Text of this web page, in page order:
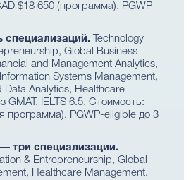
$18 650 (программа). PGWP-
специализаций. Technology
Global Business
and Management Analytics,
Systems Management,
Data Analytics, Healthcare
GMAT. IELTS 6.5. Стоимость:
программа). PGWP-eligible до 3
три специализации.
& Entrepreneurship, Global
Healthcare Management.